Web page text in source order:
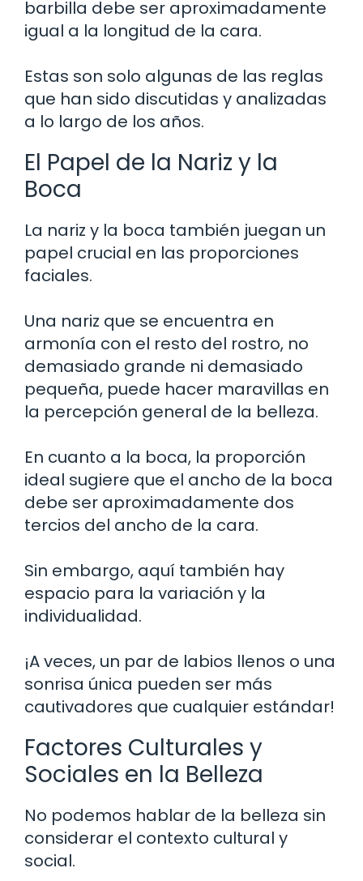
barbilla debe ser aproximadamente
igual a la longitud de la cara.
Estas son solo algunas de las reglas
que han sido discutidas y analizadas
a lo largo de los años.
El Papel de la Nariz y la
Boca
La nariz y la boca también juegan un
papel crucial en las proporciones
faciales.
Una nariz que se encuentra en
armonía con el resto del rostro, no
demasiado grande ni demasiado
pequeña, puede hacer maravillas en
la percepción general de la belleza.
En cuanto a la boca, la proporción
ideal sugiere que el ancho de la boca
debe ser aproximadamente dos
tercios del ancho de la cara.
Sin embargo, aquí también hay
espacio para la variación y la
individualidad.
¡A veces, un par de labios llenos o una
sonrisa única pueden ser más
cautivadores que cualquier estándar!
Factores Culturales y
Sociales en la Belleza
No podemos hablar de la belleza sin
considerar el contexto cultural y
social.